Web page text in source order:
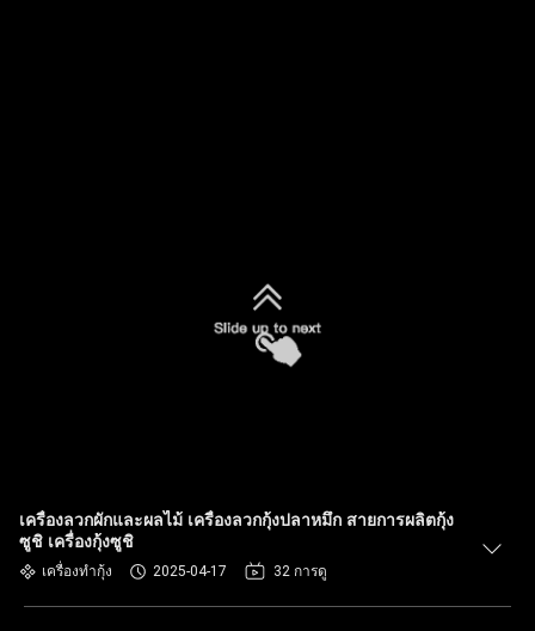
เครื่องลวกผักและผลไม้ เครื่องลวกกุ้งปลาหมึก สายการผลิตกุ้ง
ซูชิ เครื่องกุ้งซูชิ
เครื่องทำกุ้ง 2025-04-17 32 การดู